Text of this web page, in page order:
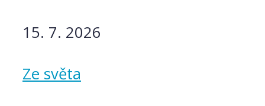
15. 7. 2026
Ze světa